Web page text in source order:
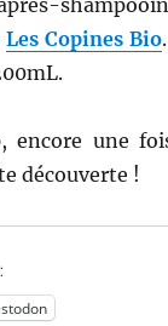
Les Copines Bio
encore une
découverte !